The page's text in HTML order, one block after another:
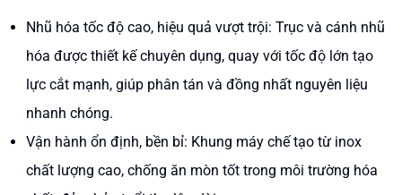
Nhũ hóa tốc độ cao, hiệu quả vượt trội: Trục và cánh nhũ
hóa được thiết kế chuyên dụng, quay với tốc độ lớn tạo
lực cắt mạnh, giúp phân tán và đồng nhất nguyên liệu
nhanh chóng.
Vận hành ổn định, bền bỉ: Khung máy chế tạo từ inox
chất lượng cao, chống ăn mòn tốt trong môi trường hóa